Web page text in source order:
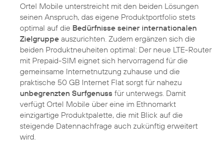
Ortel Mobile unterstreicht mit den beiden Lösungen
seinen Anspruch, das eigene Produktportfolio stets
optimal auf die Bedürfnisse seiner internationalen
Zielgruppe auszurichten. Zudem ergänzen sich die
beiden Produktneuheiten optimal: Der neue LTE-Router
mit Prepaid-SIM eignet sich hervorragend für die
gemeinsame Internetnutzung zuhause und die
praktische 50 GB Internet Flat sorgt für nahezu
unbegrenzten Surfgenuss für unterwegs. Damit
verfügt Ortel Mobile über eine im Ethnomarkt
einzigartige Produktpalette, die mit Blick auf die
steigende Datennachfrage auch zukünftig erweitert
wird.